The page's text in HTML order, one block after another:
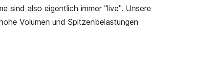
sind also eigentlich immer "live". Unsere
Volumen und Spitzenbelastungen